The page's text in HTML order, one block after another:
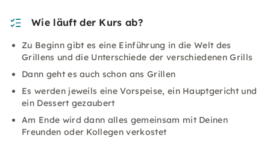
Wie läuft der Kurs ab?
Zu Beginn gibt es eine Einführung in die Welt des
Grillens und die Unterschiede der verschiedenen Grills
Dann geht es auch schon ans Grillen
Es werden jeweils eine Vorspeise, ein Hauptgericht und
ein Dessert gezaubert
Am Ende wird dann alles gemeinsam mit Deinen
Freunden oder Kollegen verkostet